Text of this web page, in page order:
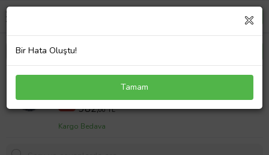
HAKİKİ DOĞAL DUMORTİERİT TAŞI BİLEKLİK
1.KALİTE DOĞAL TAŞ 002
%50 1962,80 TL
982,00 TL
Kargo Bedava
Bir Hata Oluştu!
Tamam